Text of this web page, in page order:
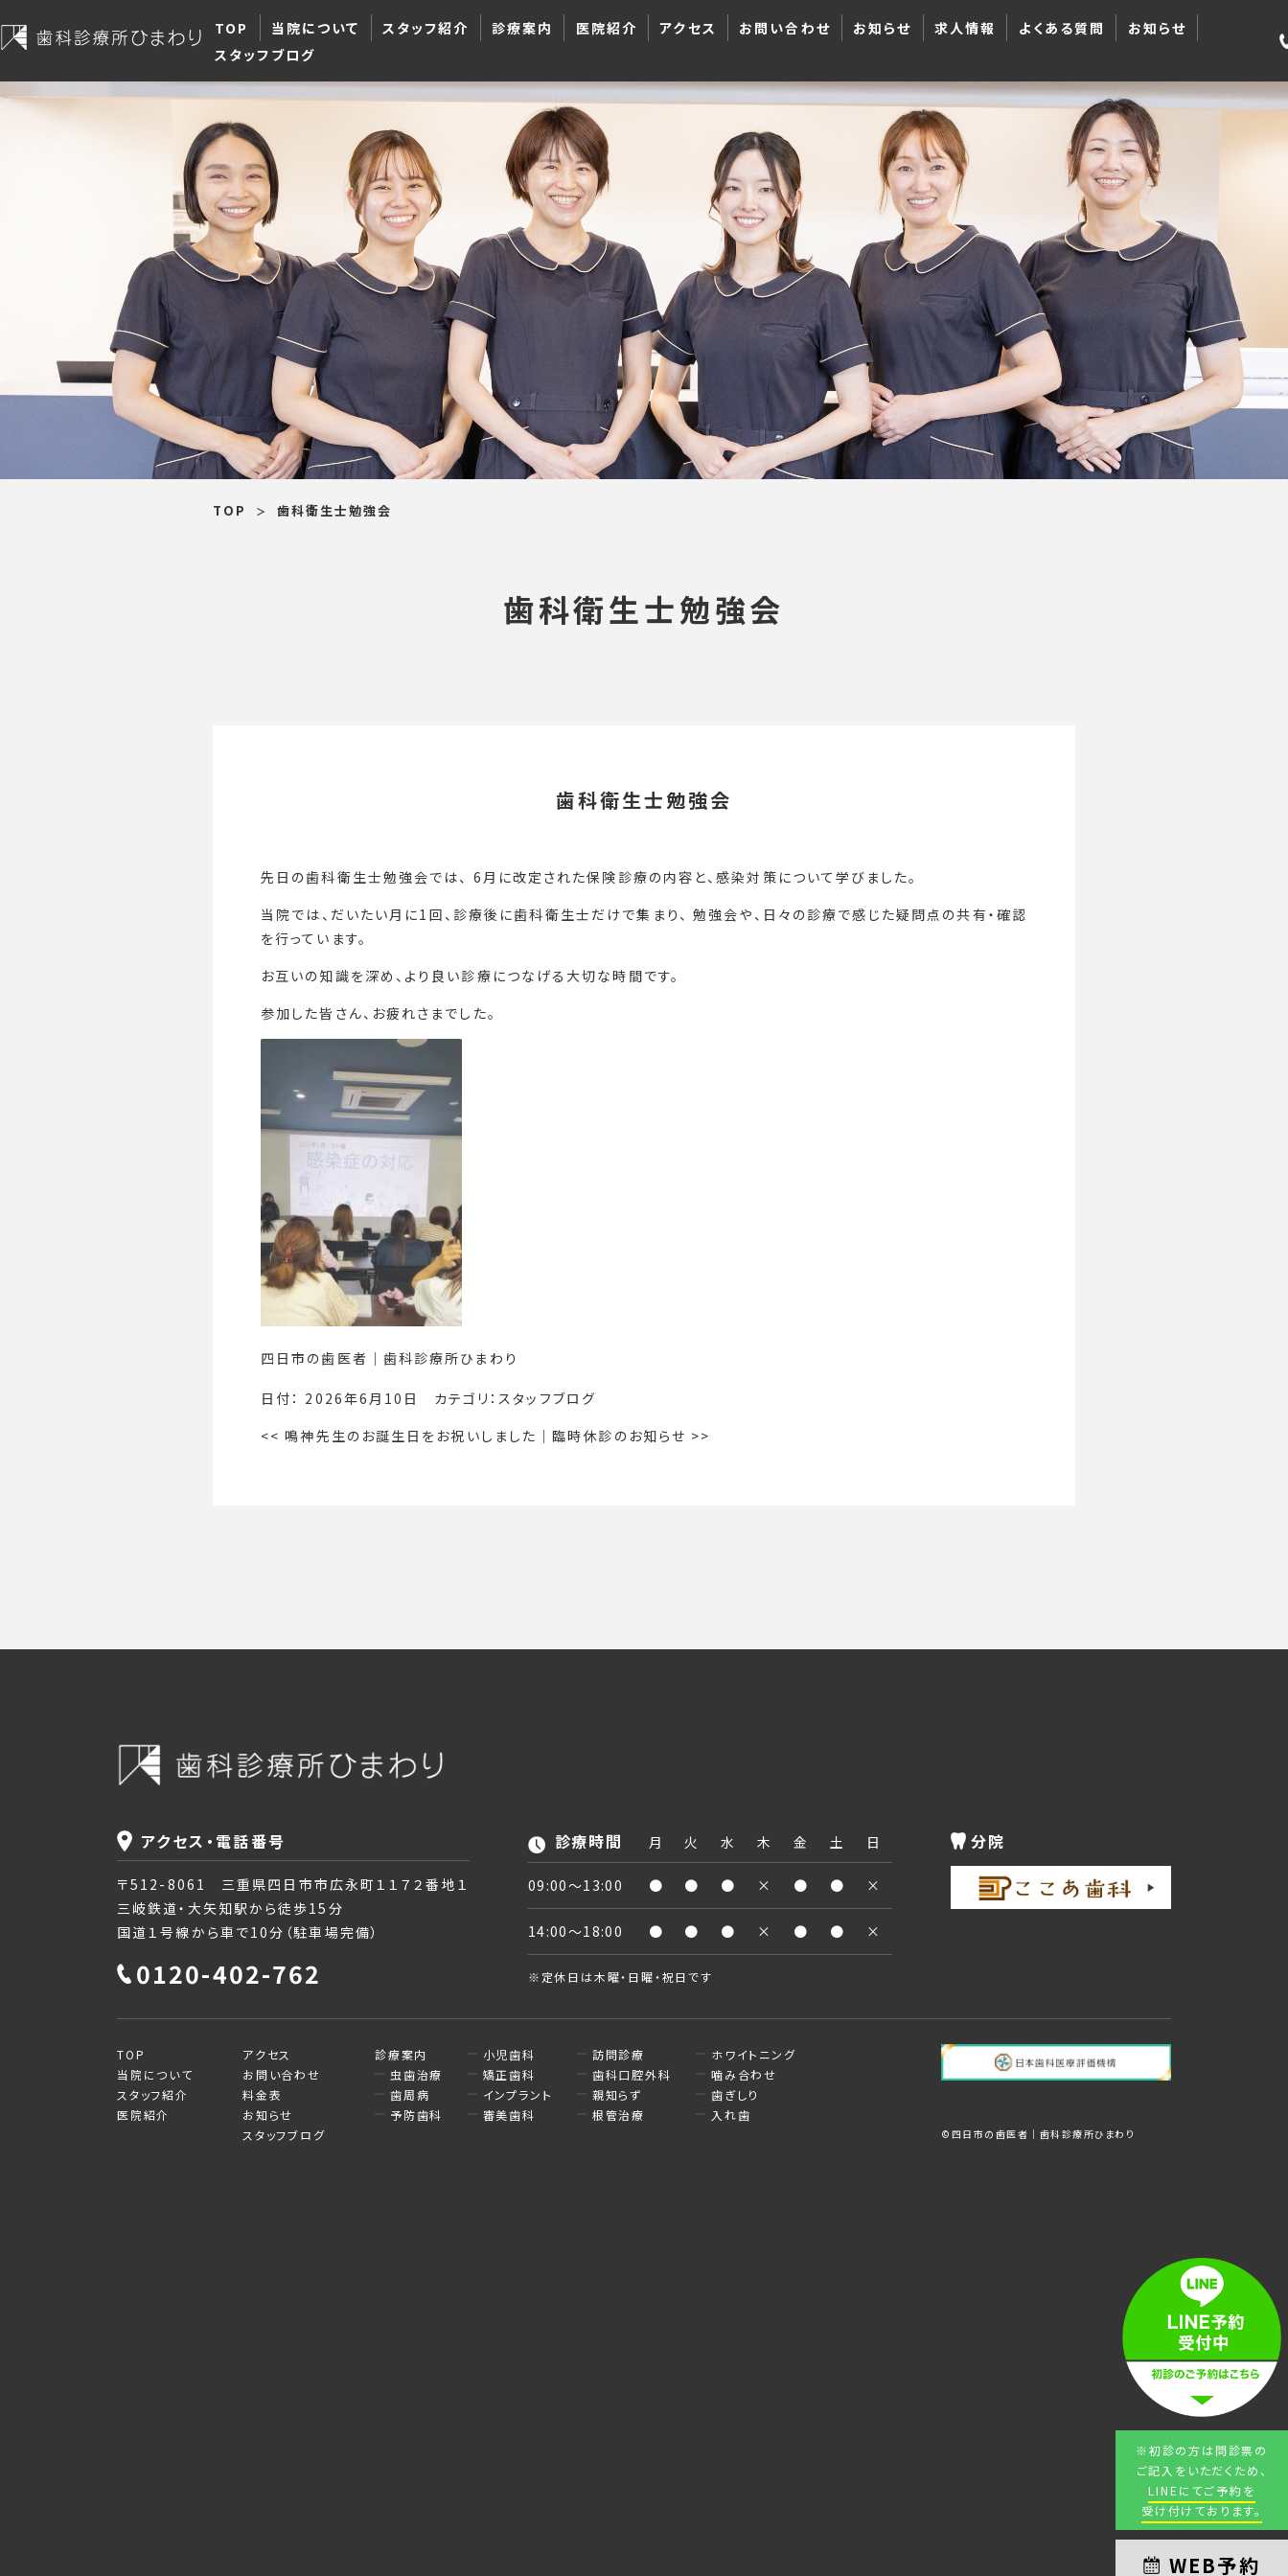
TOP 当院について スタッフ紹介 診療案内 医院紹介 アクセス お問い合わせ お知らせ 求人情報 よくある質問
お知らせ
スタッフブログ
※初診の方は問診票の
ご記入をいただくため、
LINEにてご予約を
受け付けております。
WEB予約
TOP 歯科衛生士勉強会
歯科衛生士勉強会
歯科衛生士勉強会
先日の歯科衛生士勉強会では、 6月に改定された保険診療の内容と、感染対策について学びました。
当院では、だいたい月に1回、診療後に歯科衛生士だけで集まり、 勉強会や、日々の診療で感じた疑問点の共有・確認
を行っています。
お互いの知識を深め、より良い診療につなげる大切な時間です。
参加した皆さん、お疲れさまでした。
四日市の歯医者｜歯科診療所ひまわり
日付： 2026年6月10日 カテゴリ：スタッフブログ
<< 鳴神先生のお誕生日をお祝いしました ｜臨時休診のお知らせ >>
アクセス・電話番号
〒512-8061 三重県四日市市広永町１１７２番地１
三岐鉄道・大矢知駅から徒歩15分
国道１号線から車で10分（駐車場完備）
0120-402-762
診療時間 月 火 水 木 金 土 日
09:00〜13:00 ● ● ● × ● ● ×
14:00〜18:00 ● ● ● × ● ● ×
※定休日は木曜・日曜・祝日です
分院
TOP
当院について
スタッフ紹介
医院紹介
アクセス
お問い合わせ
料金表
お知らせ
スタッフブログ
診療案内
虫歯治療
歯周病
予防歯科
小児歯科
矯正歯科
インプラント
審美歯科
訪問診療
歯科口腔外科
親知らず
根管治療
ホワイトニング
噛み合わせ
歯ぎしり
入れ歯
©︎四日市の歯医者｜歯科診療所ひまわり